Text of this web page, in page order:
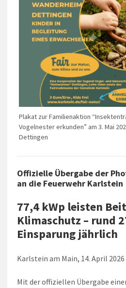
Plakat zur Familienaktion
Vogelnester erkunden” am 3. Mai
Dettingen
Offizielle Übergabe der
an die Feuerwehr Karlstein
77,4 kWp leisten
Klimaschutz – rund
Einsparung jährlich
Karlstein am Main, 14. April 2026
Mit der offiziellen Übergabe